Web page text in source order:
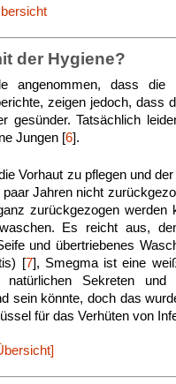
der Hygiene?
angenommen, dass die
zeigen jedoch, dass
gesünder. Tatsächlich
Jungen [6].
Vorhaut zu pflegen und
paar Jahren nicht
zurückgezogen
Es reicht aus,
und übertriebenes
[7], Smegma ist eine
natürlichen Sekreten und
sein könnte, doch das
für das Verhüten von